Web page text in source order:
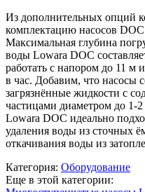
Из дополнительных опций
комплектацию насосов
Максимальная глубина
воды Lowara DOC
работать с напором до 11 м
в час. Добавим, что насосы
загрязнённые жидкости с
частицами диаметром до 1-
Lowara DOC идеально
удаления воды из сточных
откачивания воды из
Категория: Оборудование
Еще в этой категории: